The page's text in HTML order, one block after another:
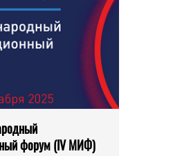
форум (IV МИФ)